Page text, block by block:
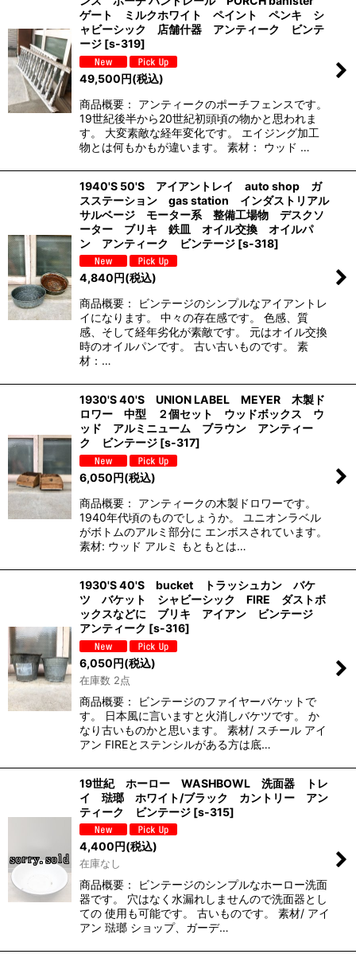
ゲート ミルクホワイト ペイント ペンキ シ
ャビーシック 店舗什器 アンティーク ビンテ
ージ [s-319]
49,500円(税込)
商品概要： アンティークのポーチフェンスです。
19世紀後半から20世紀初頭頃の物かと思われま
す。 大変素敵な経年変化です。 エイジング加工
物とは何もかもが違います。 素材： ウッド …
1940'S 50'S アイアントレイ auto shop ガ
スステーション gas station インダストリアル
サルベージ モーター系 整備工場物 デスクソ
ーター ブリキ 鉄皿 オイル交換 オイルパ
ン アンティーク ビンテージ [s-318]
4,840円(税込)
商品概要： ビンテージのシンプルなアイアントレ
イになります。 中々の存在感です。 色感、質
感、そして経年劣化が素敵です。 元はオイル交換
時のオイルパンです。 古い古いものです。 素
材：…
1930'S 40'S UNION LABEL MEYER 木製ド
ロワー 中型 ２個セット ウッドボックス ウ
ッド アルミニューム ブラウン アンティー
ク ビンテージ [s-317]
6,050円(税込)
商品概要： アンティークの木製ドロワーです。
1940年代頃のものでしょうか。 ユニオンラベル
がボトムのアルミ部分に エンボスされています。
素材: ウッド アルミ もともとは…
1930'S 40'S bucket トラッシュカン バケ
ツ バケット シャビーシック FIRE ダストボ
ックスなどに ブリキ アイアン ビンテージ
アンティーク [s-316]
6,050円(税込)
在庫数 2点
商品概要： ビンテージのファイヤーバケットで
す。 日本風に言いますと火消しバケツです。 か
なり古いものかと思います。 素材/ スチール アイ
アン FIREとステンシルがある方は底…
19世紀 ホーロー WASHBOWL 洗面器 トレ
イ 琺瑯 ホワイト/ブラック カントリー アン
ティーク ビンテージ [s-315]
4,400円(税込)
在庫なし
商品概要： ビンテージのシンプルなホーロー洗面
器です。 穴はなく水漏れしませんので洗面器とし
ての 使用も可能です。 古いものです。 素材/ アイ
アン 琺瑯 ショップ、ガーデ…